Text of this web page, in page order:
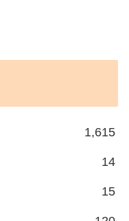
1,615
14
15